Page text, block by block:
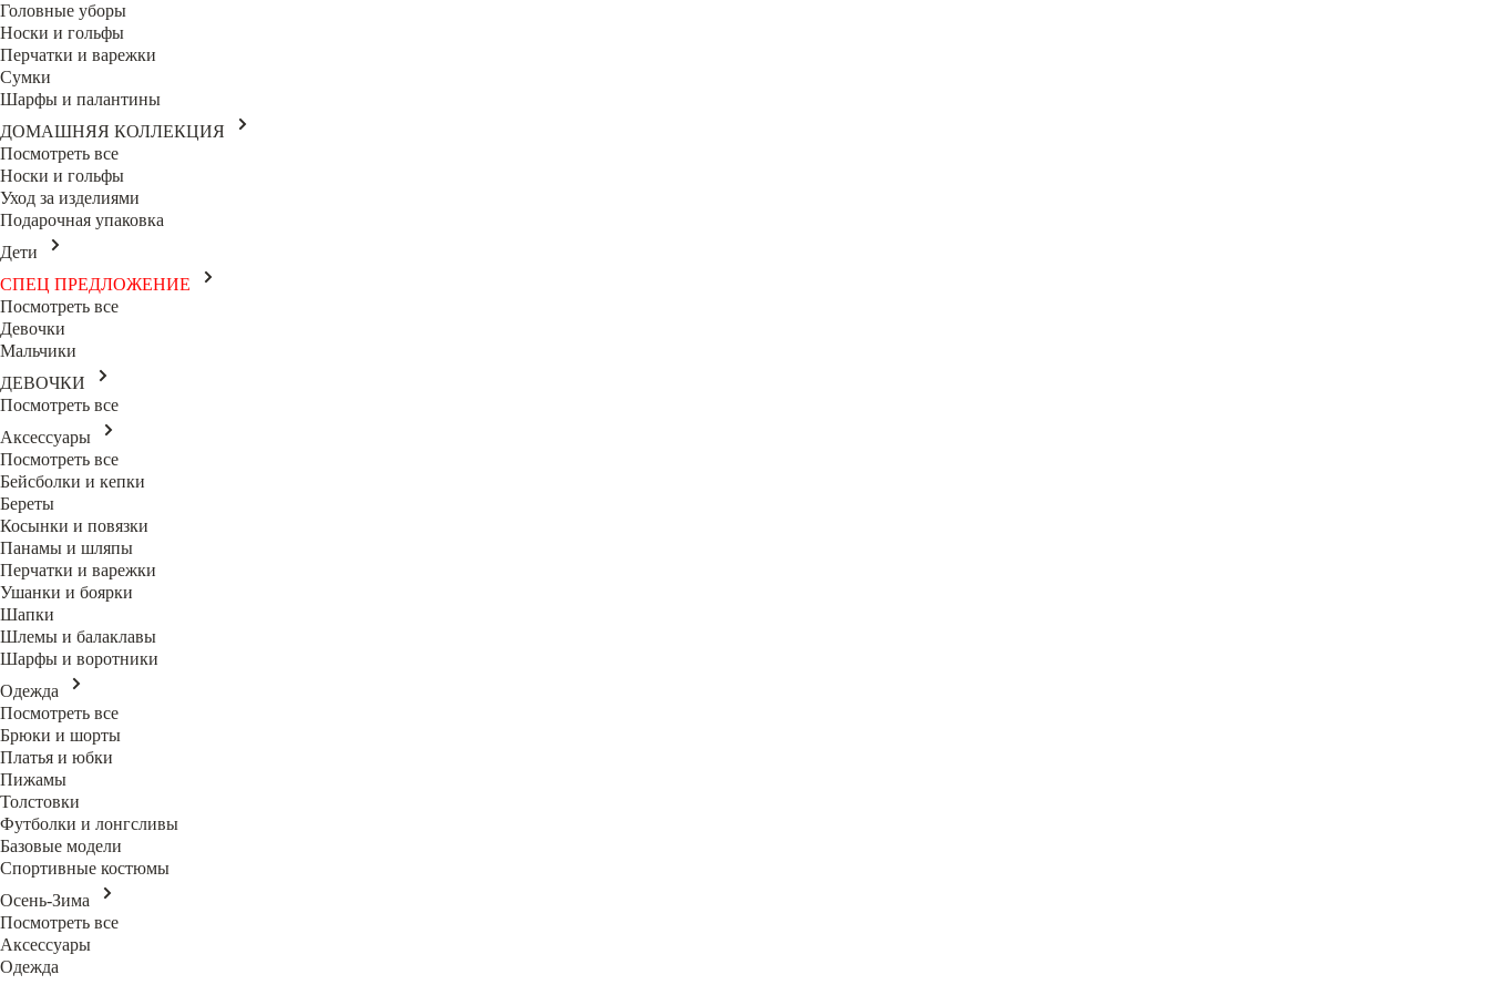
Головные уборы
Носки и гольфы
Перчатки и варежки
Сумки
Шарфы и палантины
ДОМАШНЯЯ КОЛЛЕКЦИЯ
Посмотреть все
Носки и гольфы
Уход за изделиями
Подарочная упаковка
Дети
СПЕЦ ПРЕДЛОЖЕНИЕ
Посмотреть все
Девочки
Мальчики
ДЕВОЧКИ
Посмотреть все
Аксессуары
Посмотреть все
Бейсболки и кепки
Береты
Косынки и повязки
Панамы и шляпы
Перчатки и варежки
Ушанки и боярки
Шапки
Шлемы и балаклавы
Шарфы и воротники
Одежда
Посмотреть все
Брюки и шорты
Платья и юбки
Пижамы
Толстовки
Футболки и лонгсливы
Базовые модели
Спортивные костюмы
Осень-Зима
Посмотреть все
Аксессуары
Одежда